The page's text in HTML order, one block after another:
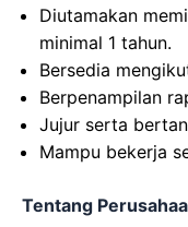
Diutamakan
minimal 1 tahun.
Bersedia
Berpenampilan
Jujur serta
Mampu bekerja
Tentang